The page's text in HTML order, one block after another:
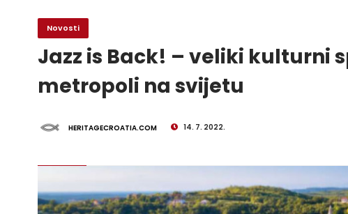
Novosti
Jazz is Back! – veliki kulturni
metropoli na svijetu
HERITAGECROATIA.COM 14. 7. 2022.